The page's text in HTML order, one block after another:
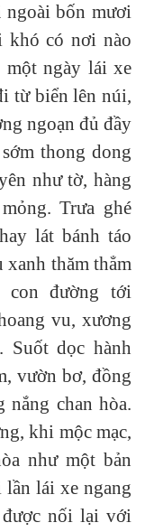
ngoài bốn mươi
khó có nơi nào
ngày lái xe
từ biển lên núi,
ngoạn đủ đầy
thong dong
như tờ, hàng
Trưa ghé
lát bánh táo
thăm thẳm
con đường tới
vu, xương
Suốt dọc hành
vườn bơ, đồng
chan hòa.
khi mộc mạc,
như một bản
lái xe ngang
nối lại với